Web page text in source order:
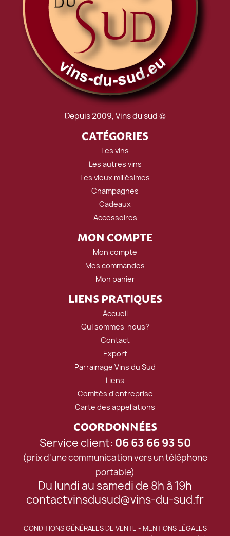
Depuis 2009, Vins du sud ©
CATÉGORIES
Les vins
Les autres vins
Les vieux millésimes
Champagnes
Cadeaux
Accessoires
MON COMPTE
Mon compte
Mes commandes
Mon panier
LIENS PRATIQUES
Accueil
Qui sommes-nous?
Contact
Export
Parrainage Vins du Sud
Liens
Comités d'entreprise
Carte des appellations
COORDONNÉES
Service client: 06 63 66 93 50
(prix d'une communication vers un téléphone
portable)
Du lundi au samedi de 8h à 19h
contactvinsdusud@vins-du-sud.fr
CONDITIONS GÉNÉRALES DE VENTE - MENTIONS LÉGALES